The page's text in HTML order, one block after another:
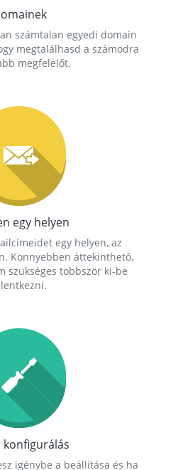
számtalan egyedi domain
megtalálhasd a számodra
megfelelőt.
egy helyen
egy helyen, az
Könnyebben áttekinthető,
szükséges többször ki-be
konfigurálás
igénybe a beállítása és ha